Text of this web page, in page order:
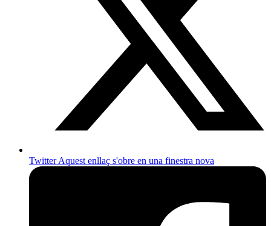
TwitterAquest enllaç s'obre en una finestra nova